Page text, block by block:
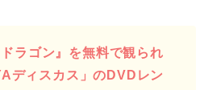
ラゴン』を無料で観られ
ディスカス」のDVDレン